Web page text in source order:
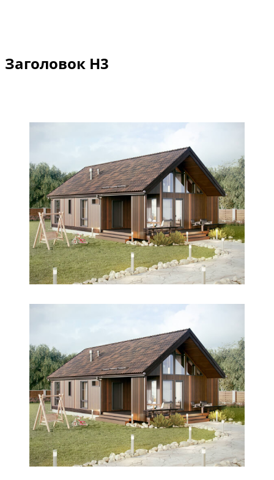
Заголовок Н3